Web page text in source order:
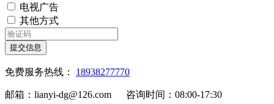
电视广告
其他方式
提交信息
免费服务热线： 18938277770
邮箱：lianyi-dg@126.com 咨询时间：08:00-17:30